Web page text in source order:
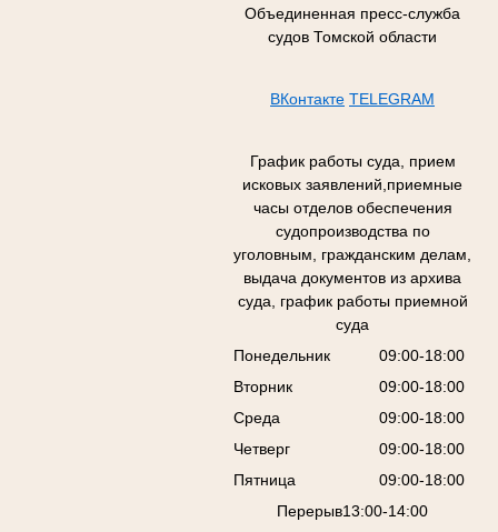
Объединенная пресс-служба
судов Томской области
ВКонтакте TELEGRAM
График работы суда, прием
исковых заявлений,приемные
часы отделов обеспечения
судопроизводства по
уголовным, гражданским делам,
выдача документов из архива
суда, график работы приемной
суда
Понедельник
09:00-18:00
Вторник
09:00-18:00
Среда
09:00-18:00
Четверг
09:00-18:00
Пятница
09:00-18:00
Перерыв13:00-14:00